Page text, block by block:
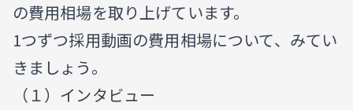
の費用相場を取り上げています。
1つずつ採用動画の費用相場について、みてい
きましょう。
（１）インタビュー